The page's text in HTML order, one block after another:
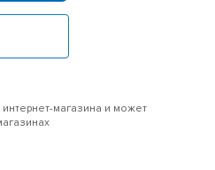
магазина и может